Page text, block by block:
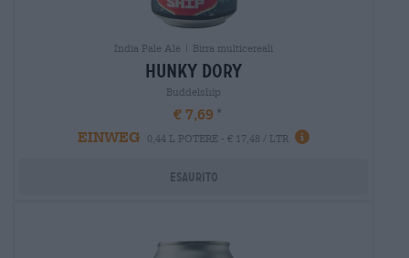
India Pale Ale | Birra multicereali
hunky dory
Buddelship
€ 7,69
EINWEG
0,44 L POTERE - € 17,48 / LTR
Esaurito